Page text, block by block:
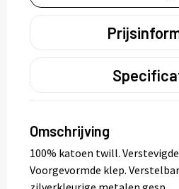
Omschrijving
100% katoen twill.
Voorgevormde klep.